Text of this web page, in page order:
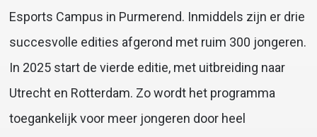
Esports Campus in Purmerend. Inmiddels zijn er drie
succesvolle edities afgerond met ruim 300 jongeren.
In 2025 start de vierde editie, met uitbreiding naar
Utrecht en Rotterdam. Zo wordt het programma
toegankelijk voor meer jongeren door heel